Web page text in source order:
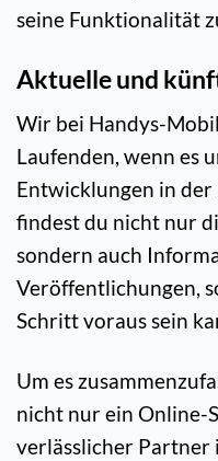
seine Funktionalität
Aktuelle und
Wir bei Handys-
Laufenden, wenn es
Entwicklungen in
findest du nicht nur
sondern auch
Veröffentlichungen,
Schritt voraus sein
Um es
nicht nur ein Online-
verlässlicher Partner